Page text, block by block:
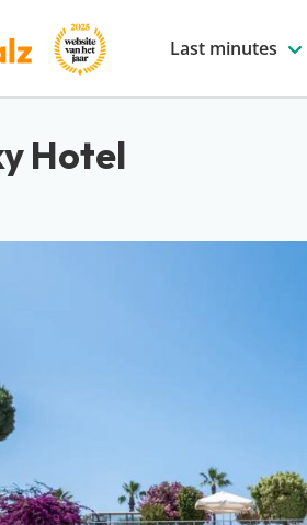
Last minutes
Hotel